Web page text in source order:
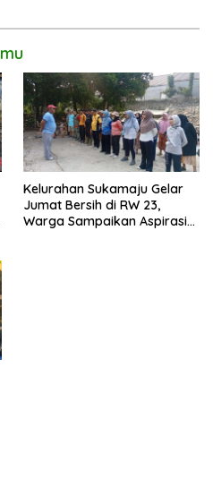
Kelurahan Sukamaju Gelar
Jumat Bersih di RW 23,
Warga Sampaikan Aspirasi